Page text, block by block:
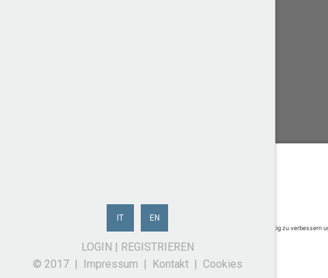
IT EN
LOGIN | REGISTRIEREN
© 2017 |
Impressum | Kontakt| Cookies